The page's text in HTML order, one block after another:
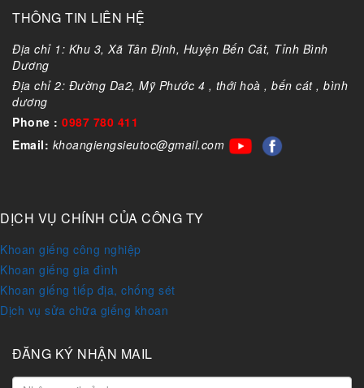
THÔNG TIN LIÊN HỆ
Địa chỉ 1: Khu 3, Xã Tân Định, Huyện Bến Cát, Tỉnh Bình
Dương
Địa chỉ 2: Đường Da2, Mỹ Phước 4 , thới hoà , bến cát , bình
dương
Phone : 0987 780 411
Email: khoangiengsieutoc@gmail.com
DỊCH VỤ CHÍNH CỦA CÔNG TY
Khoan giếng công nghiệp
Khoan giếng gia đình
Khoan giếng tiếp địa, chống sét
Dịch vụ sửa chữa giếng khoan
ĐĂNG KÝ NHẬN MAIL